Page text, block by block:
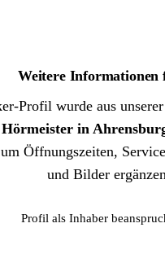
Weitere Informationen
Profil wurde aus
in
Öffnungszeiten,
und Bilder
Profil als Inhaber